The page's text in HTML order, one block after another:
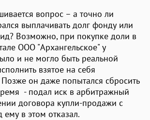
вопрос – а точно ли
выплачивать долг фонду или
Возможно, при покупке доли в
ООО "Архангельское" у
и не могло быть реальной
взятое на себя
Позже он даже попытался сбросить
- подал иск в арбитражный
договора купли-продажи с
в этом отказал.